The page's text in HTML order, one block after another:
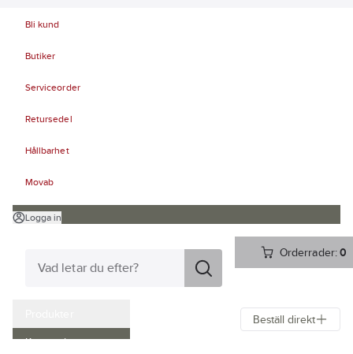
Bli kund
Butiker
Serviceorder
Retursedel
Hållbarhet
Movab
Logga in
Orderrader:0
Kampanjer
Beställ direkt